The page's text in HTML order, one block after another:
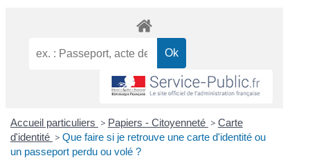
Accueil particuliers > Papiers - Citoyenneté > Carte
d'identité > Que faire si je retrouve une carte d'identité ou
un passeport perdu ou volé ?